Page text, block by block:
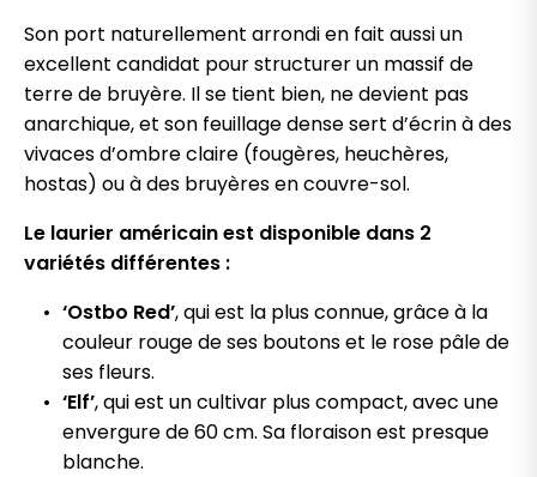
Son port naturellement arrondi en fait aussi un
excellent candidat pour structurer un massif de
terre de bruyère. Il se tient bien, ne devient pas
anarchique, et son feuillage dense sert d’écrin à des
vivaces d’ombre claire (fougères, heuchères,
hostas) ou à des bruyères en couvre-sol.
Le laurier américain est disponible dans 2
variétés différentes :
‘Ostbo Red’, qui est la plus connue, grâce à la
couleur rouge de ses boutons et le rose pâle de
ses fleurs.
‘Elf’, qui est un cultivar plus compact, avec une
envergure de 60 cm. Sa floraison est presque
blanche.